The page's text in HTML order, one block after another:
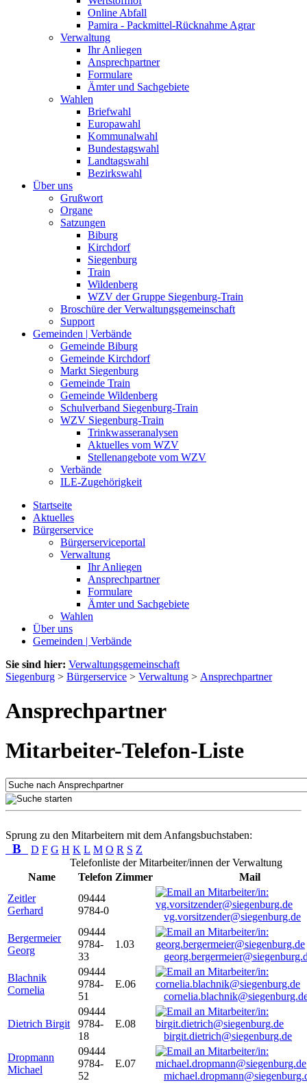
Online Abfall
Pamira - Packmittel-Rücknahme Agrar
Verwaltung
Ihr Anliegen
Ansprechpartner
Formulare
Ämter und Sachgebiete
Wahlen
Briefwahl
Europawahl
Kommunalwahl
Bundestagswahl
Landtagswahl
Bezirkswahl
Über uns
Grußwort
Organe
Satzungen
Biburg
Kirchdorf
Siegenburg
Train
Wildenberg
WZV der Gruppe Siegenburg-Train
Broschüre der Verwaltungsgemeinschaft
Support
Gemeinden | Verbände
Gemeinde Biburg
Gemeinde Kirchdorf
Markt Siegenburg
Gemeinde Train
Gemeinde Wildenberg
Schulverband Siegenburg-Train
WZV Siegenburg-Train
Trinkwasseranalysen
Aktuelles vom WZV
Stellenangebote vom WZV
Verbände
ILE-Zugehörigkeit
Startseite
Aktuelles
Bürgerservice
Bürgerserviceportal
Verwaltung
Ihr Anliegen
Ansprechpartner
Formulare
Ämter und Sachgebiete
Wahlen
Über uns
Gemeinden | Verbände
Sie sind hier: Verwaltungsgemeinschaft
Siegenburg > Bürgerservice > Verwaltung > Ansprechpartner
Ansprechpartner
Mitarbeiter-Telefon-Liste
Sprung zu den Mitarbeitern mit dem Anfangsbuchstaben:
B D F G H K L M O R S Z
Telefonliste der Mitarbeiter/innen der Verwaltung
Name
Telefon Zimmer
Mail
Zeitler
Gerhard
09444
9784-0
vg.vorsitzender@siegenburg.de
Bergermeier
Georg
09444
9784-
33
1.03
Blachnik
Cornelia
09444
9784-
51
E.06
Dietrich Birgit
09444
9784-
18
E.08
birgit.dietrich@siegenburg.de
Dropmann
Michael
09444
9784-
52
E.07